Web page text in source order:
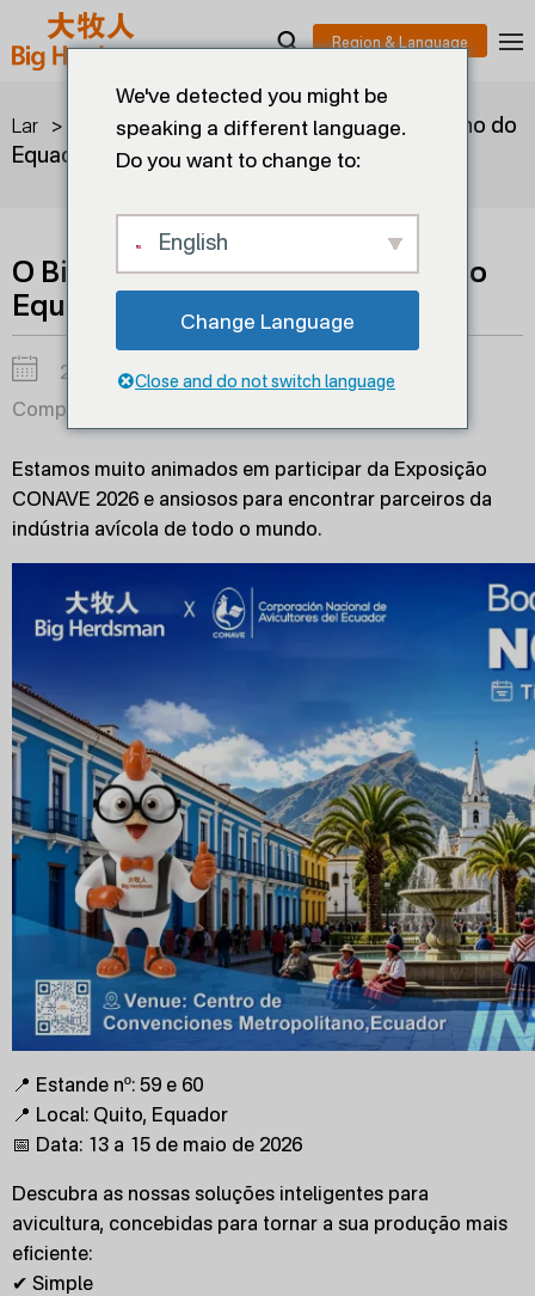
Lar > Blogs >
O Big Herdsman está a caminho do
Equador!
O Big Herdsman está a caminho do
Equador!
2026-05-12
Compartilhar em:
Estamos muito animados em participar da Exposição
CONAVE 2026 e ansiosos para encontrar parceiros da
indústria avícola de todo o mundo.
📍 Estande nº: 59 e 60
📍 Local: Quito, Equador
📅 Data: 13 a 15 de maio de 2026
Descubra as nossas soluções inteligentes para
avicultura, concebidas para tornar a sua produção mais
eficiente:
✔ Simple
We've detected you might be
speaking a different language.
Do you want to change to:
English
Change Language
Close and do not switch language